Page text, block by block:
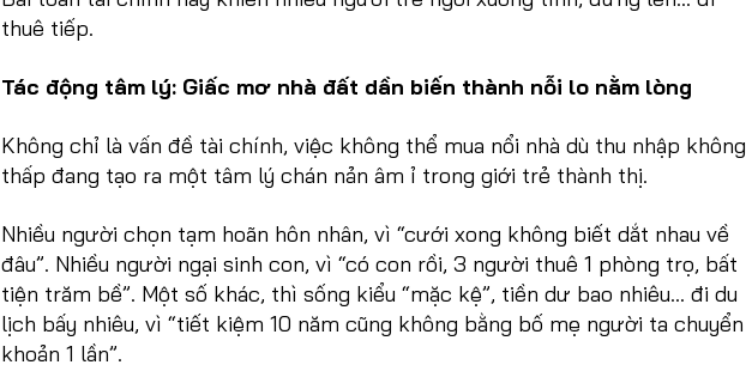
thuê tiếp.
Tác động tâm lý: Giấc mơ nhà đất dần biến thành nỗi lo nằm lòng
Không chỉ là vấn đề tài chính, việc không thể mua nổi nhà dù thu nhập không
thấp đang tạo ra một tâm lý chán nản âm ỉ trong giới trẻ thành thị.
Nhiều người chọn tạm hoãn hôn nhân, vì “cưới xong không biết dắt nhau về
đâu”. Nhiều người ngại sinh con, vì “có con rồi, 3 người thuê 1 phòng trọ, bất
tiện trăm bề”. Một số khác, thì sống kiểu “mặc kệ”, tiền dư bao nhiêu… đi du
lịch bấy nhiêu, vì “tiết kiệm 10 năm cũng không bằng bố mẹ người ta chuyển
khoản 1 lần”.